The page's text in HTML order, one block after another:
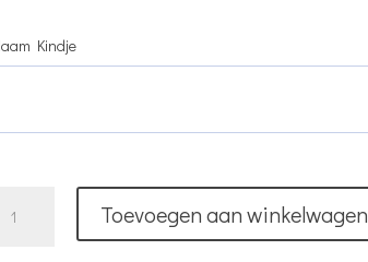
Kindje
Toevoegen aan winkelwagen